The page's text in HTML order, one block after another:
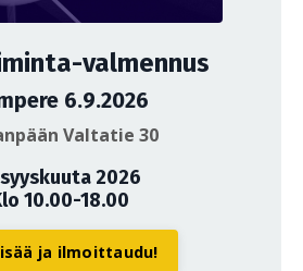
valmennus
6.9.2026
Valtatie 30
2026
10.00-18.00
ja ilmoittaudu!